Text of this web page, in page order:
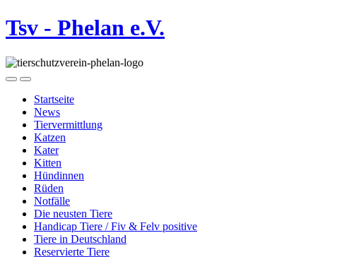
Tsv - Phelan e.V.
Startseite
News
Tiervermittlung
Katzen
Kater
Kitten
Hündinnen
Rüden
Notfälle
Die neusten Tiere
Handicap Tiere / Fiv & Felv positive
Tiere in Deutschland
Reservierte Tiere